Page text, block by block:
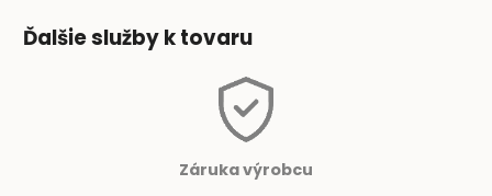
Ďalšie služby k tovaru
Záruka výrobcu